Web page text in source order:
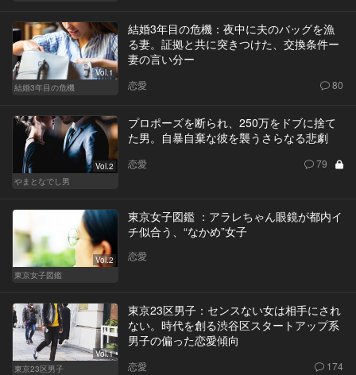
Vol.1
結婚3年目の危機
結婚3年目の危機：夜中に夫のバッグを漁
る妻。証拠と共に突きつけた、交換条件ー
妻の言い分ー
恋愛 80
Vol.2
やまとなでし男
プロポーズを断られ、250万をドブに捨て
た男。自暴自棄な彼を襲うさらなる悲劇
恋愛 79
Vol.2
東京女子図鑑
東京女子図鑑 ：アラレちゃん眼鏡が都内イ
チ似合う、“なかめ”女子
恋愛
Vol.1
東京23区男子
東京23区男子：センスない女は相手にされ
ない。時代を創る渋谷区スタートアップ系
男子の偏った恋愛傾向
恋愛 174